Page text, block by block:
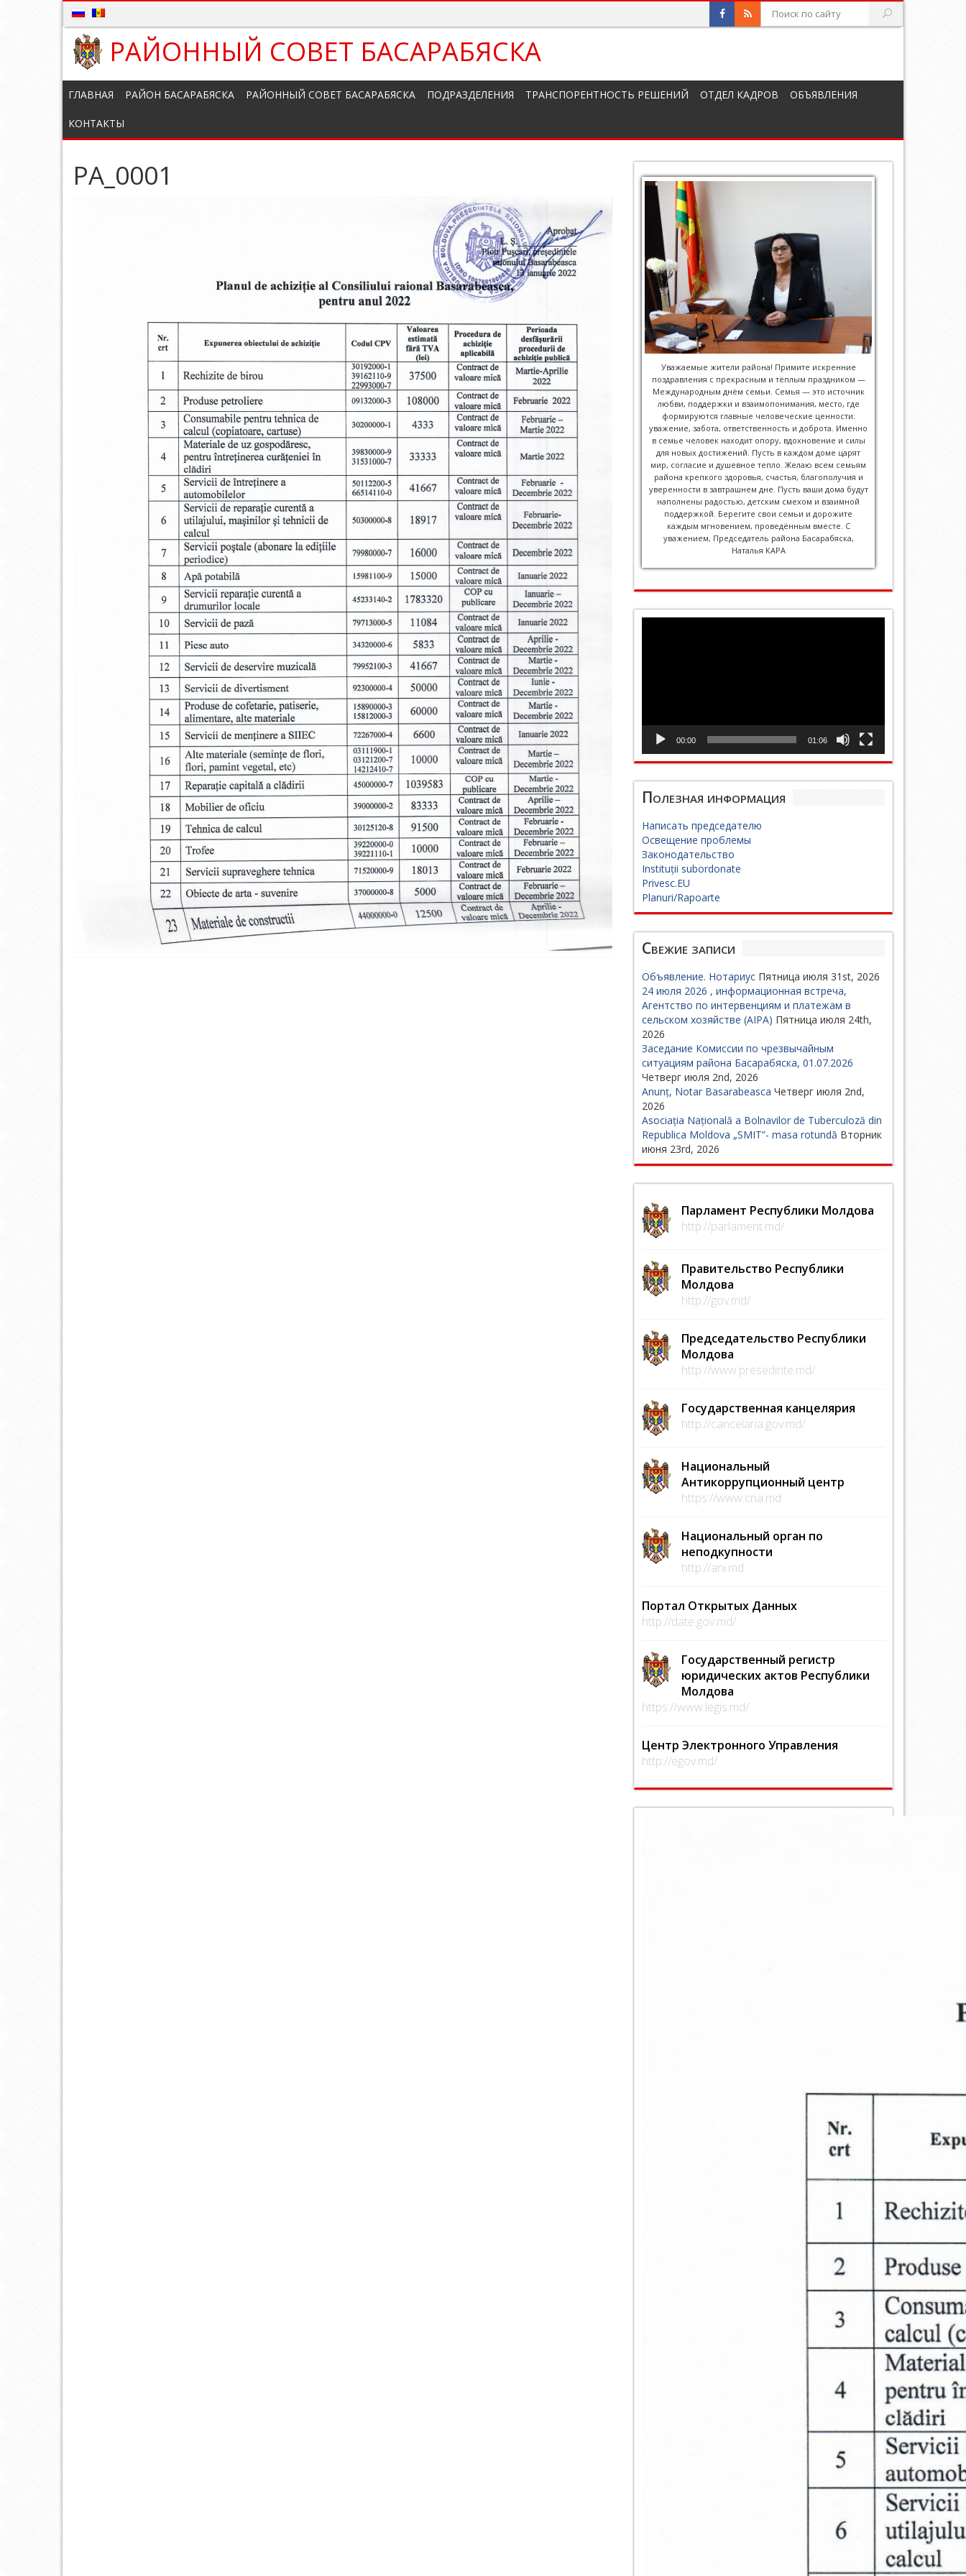
РАЙОННЫЙ СОВЕТ БАСАРАБЯСКА
ГЛАВНАЯ РАЙОН БАСАРАБЯСКА РАЙОННЫЙ СОВЕТ БАСАРАБЯСКА ПОДРАЗДЕЛЕНИЯ ТРАНСПОРЕНТНОСТЬ РЕШЕНИЙ ОТДЕЛ КАДРОВ ОБЪЯВЛЕНИЯ
КОНТАКТЫ
PA_0001
Уважаемые жители района! Примите искренние
поздравления с прекрасным и тёплым праздником —
Международным днём семьи. Семья — это источник
любви, поддержки и взаимопонимания, место, где
формируются главные человеческие ценности:
уважение, забота, ответственность и доброта. Именно
в семье человек находит опору, вдохновение и силы
для новых достижений. Пусть в каждом доме царят
мир, согласие и душевное тепло. Желаю всем семьям
района крепкого здоровья, счастья, благополучия и
уверенности в завтрашнем дне. Пусть ваши дома будут
наполнены радостью, детским смехом и взаимной
поддержкой. Берегите свои семьи и дорожите
каждым мгновением, проведённым вместе. С
уважением, Председатель района Басарабяска,
Наталья КАРА
00:00 01:06
Полезная информация
Написать председателю
Освещение проблемы
Законодательство
Instituții subordonate
Privesc.EU
Planuri/Rapoarte
Свежие записи
Объявление. Нотариус Пятница июля 31st, 2026
24 июля 2026 , информационная встреча,
Агентство по интервенциям и платежам в
сельском хозяйстве (AIPA) Пятница июля 24th,
2026
Заседание Комиссии по чрезвычайным
ситуациям района Басарабяска, 01.07.2026
Четверг июля 2nd, 2026
Anunț, Notar Basarabeasca Четверг июля 2nd,
2026
Asociația Națională a Bolnavilor de Tuberculoză din
Republica Moldova „SMIT”- masa rotundă Вторник
июня 23rd, 2026
Парламент Республики Молдова
http://parlament.md/
Правительство Республики
Молдова
http://gov.md/
Председательство Республики
Молдова
http://www.presedinte.md/
Государственная канцелярия
http://cancelaria.gov.md/
Национальный
Антикоррупционный центр
https://www.cna.md
Национальный орган по
неподкупности
http://ani.md
Портал Открытых Данных
http://date.gov.md/
Государственный регистр
юридических актов Республики
Молдова
https://www.legis.md/
Центр Электронного Управления
http://egov.md/